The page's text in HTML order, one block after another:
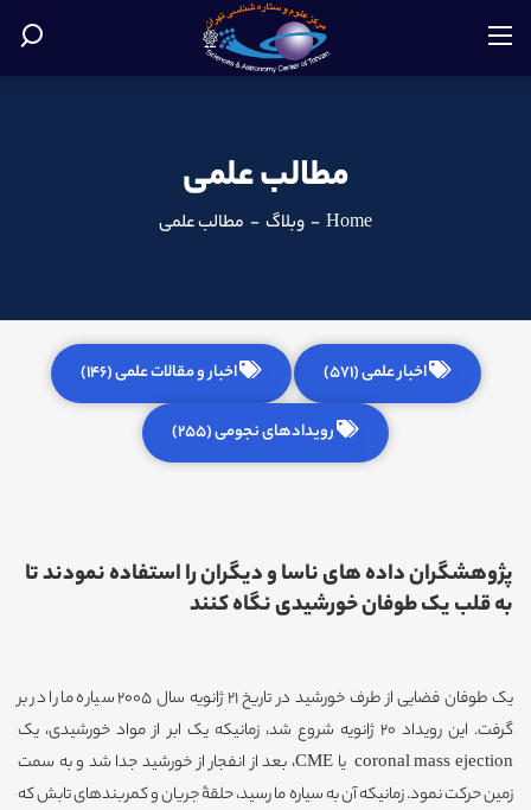
مطالب علمی
Home
- وبلاگ - مطالب علمی
اخبار علمی (571) اخبار و مقالات علمی (146)
رویدادهای نجومی (255)
پژوهشگران داده های ناسا و دیگران را استفاده نمودند تا
به قلب یک طوفان خورشیدی نگاه کنند
یک طوفان فضایی از طرف خورشید در تاریخ 21 ژانویه سال 2005 سیاره ما را در بر
گرفت. این رویداد 20 ژانویه شروع شد، زمانیکه یک ابر از مواد خورشیدی، یک
coronal mass ejection یا CME، بعد از انفجار از خورشید جدا شد و به سمت
زمین حرکت نمود. زمانیکه آن به سیاره ما رسید، حلقۀ جریان و کمربندهای تابش که